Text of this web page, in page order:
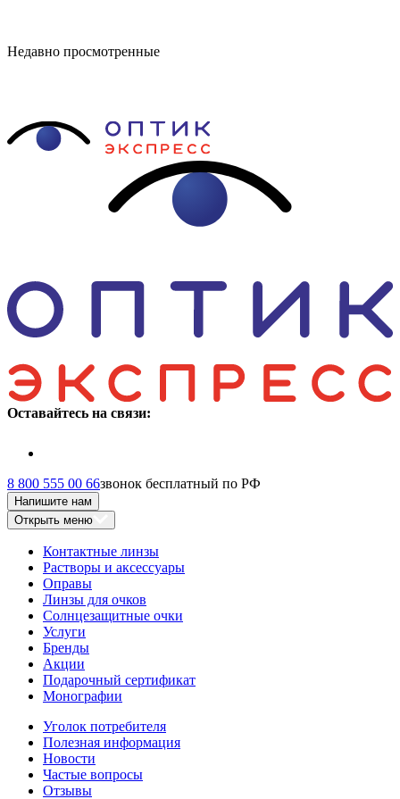
Недавно просмотренные
Оставайтесь на связи:
8 800 555 00 66звонок бесплатный по РФ
Напишите нам
Открыть меню
Контактные линзы
Растворы и аксессуары
Оправы
Линзы для очков
Солнцезащитные очки
Услуги
Бренды
Акции
Подарочный сертификат
Монографии
Уголок потребителя
Полезная информация
Новости
Частые вопросы
Отзывы